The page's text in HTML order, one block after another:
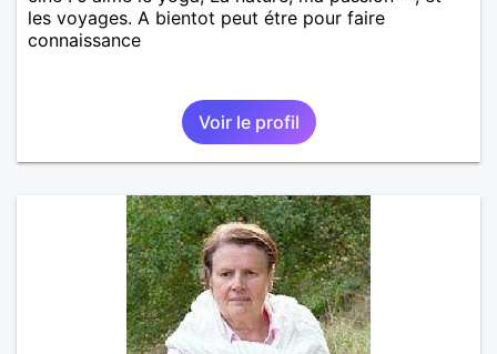
les voyages. A bientot peut étre pour faire
connaissance
Voir le profil